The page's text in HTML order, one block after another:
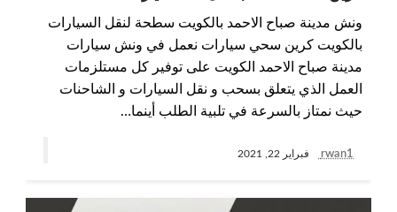
ونش مدينة صباح الاحمد بالكويت سطحة لنقل السيارات
بالكويت كرين سحي سيارات نعمل في ونش سيارات
مدينة صباح الاحمد الكويت على توفير كل مستلزمات
العمل الذي يتعلق بسحب و نقل السيارات و الشاحنات
حيث نمتاز بالسرعة في تلبية الطلب أينما…
rwan1 فبراير 22, 2021